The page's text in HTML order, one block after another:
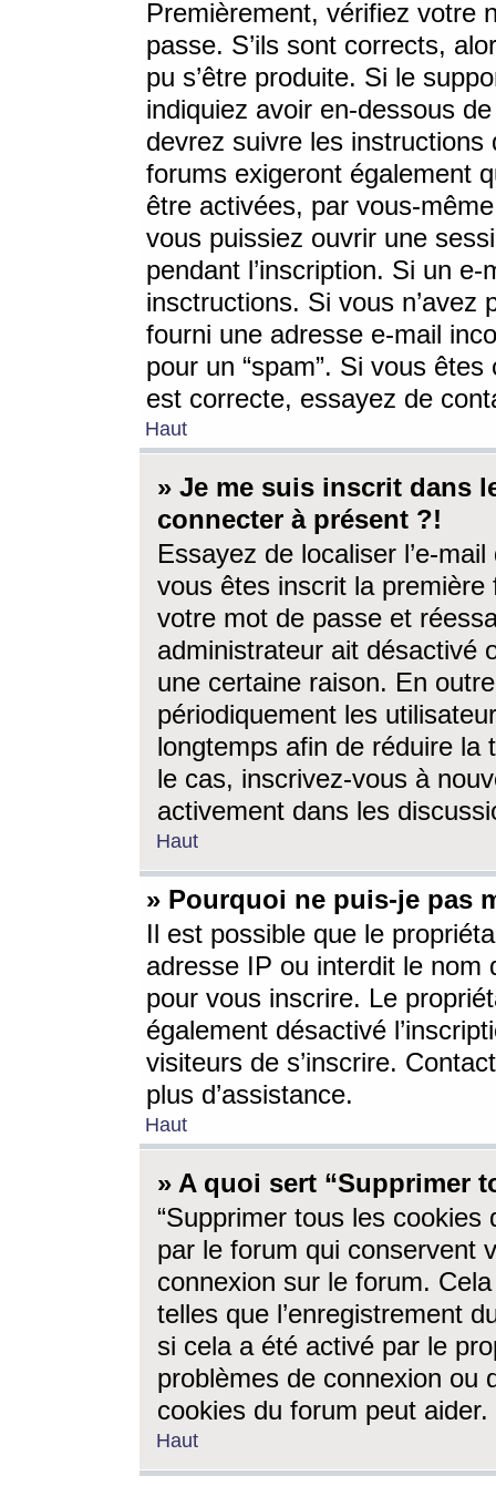
Premièrement, vérifiez votre
passe. S’ils sont corrects,
pu s’être produite. Si le
indiquiez avoir en-dessous
devrez suivre les
forums exigeront également
être activées, par vous-
vous puissiez ouvrir une
pendant l’inscription. Si un
insctructions. Si vous n’avez
fourni une adresse e-mail
pour un “spam”. Si vous
est correcte, essayez de
Haut
» Je me suis inscrit dans
connecter à présent ?!
Essayez de localiser l’e-
vous êtes inscrit la première
votre mot de passe et
administrateur ait désactivé
une certaine raison. En
périodiquement les
longtemps afin de réduire la
le cas, inscrivez-vous à
activement dans les
Haut
» Pourquoi ne puis-je pas
Il est possible que le
adresse IP ou interdit le nom
pour vous inscrire. Le
également désactivé
visiteurs de s’inscrire.
plus d’assistance.
Haut
» A quoi sert “Supprimer
“Supprimer tous les cookies
par le forum qui conservent
connexion sur le forum.
telles que l’enregistrement
si cela a été activé par le
problèmes de connexion ou
cookies du forum peut aider.
Haut